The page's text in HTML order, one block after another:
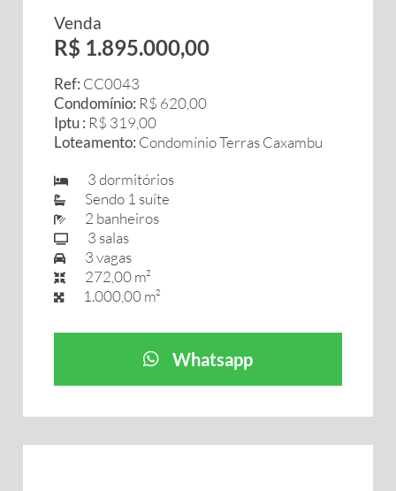
Venda
R$ 1.895.000,00
Ref: CC0043
Condomínio: R$ 620,00
Iptu : R$ 319,00
Loteamento: Condomínio Terras Caxambu
3 dormitórios
Sendo 1 suíte
2 banheiros
3 salas
3 vagas
272,00 m²
1.000,00 m²
Whatsapp